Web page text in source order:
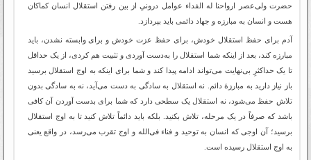
حضرت ولی‌عصر ارواحنا له الفداء عوامل درونیِ از بین رفتن استقلال انسان کماکان
هست و انسان به مبارزه و جهاد دائمی باید بپردازد.
آدم برای حفظ استقلال خودش، برای حفظ عزت خودش و برای وابسته نشدن، باید
مبارزه کند، بعد از اینکه شما استقلال را به‌دست آوردی و تثبیت هم کردی، از یک حداقل
تا یک حداکثرِ بی‌نهایت می‌تواند ادامه پیدا کند و شما برای اینکه به اوج استقلال برسید
باز نیاز دارید به مبارزۀ دائم. نه استقلال به سادگی به دست می‌آید، نه به سادگی بدون
تلاش حفظ می‌شود، نه استقلال یک سطحی دارد که شما برای بدست آوردن آن کافی
باشد که صرفاً در یک مرحله، تلاش بکنید. بلکه باید دائماً تلاش کنید تا به اوج استقلال
برسید؛ آن اوجی که انسان به توحید و فناء فی‌الله و اوج تقرب می‌رسد، در واقع یعنی
به اوج استقلال رسیده است.